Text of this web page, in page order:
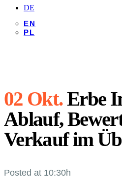
DE
EN
PL
02 Okt.Erbe
Ablauf,
Verkauf im
Posted at 10:30h